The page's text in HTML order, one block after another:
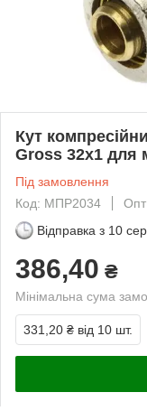
Кут
Gross 32х1 для
Під замовлення
Код: МПР2034
Опт
Відправка з 10
386,40 ₴
Мінімальна сума
331,20 ₴ від 10 шт.